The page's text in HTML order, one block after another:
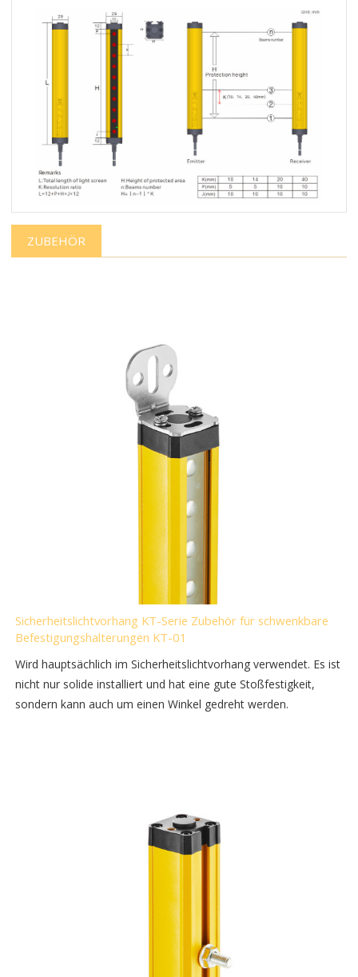
ZUBEHÖR
Sicherheitslichtvorhang KT-Serie Zubehör für schwenkbare
Befestigungshalterungen KT-01
Wird hauptsächlich im Sicherheitslichtvorhang verwendet. Es ist
nicht nur solide installiert und hat eine gute Stoßfestigkeit,
sondern kann auch um einen Winkel gedreht werden.